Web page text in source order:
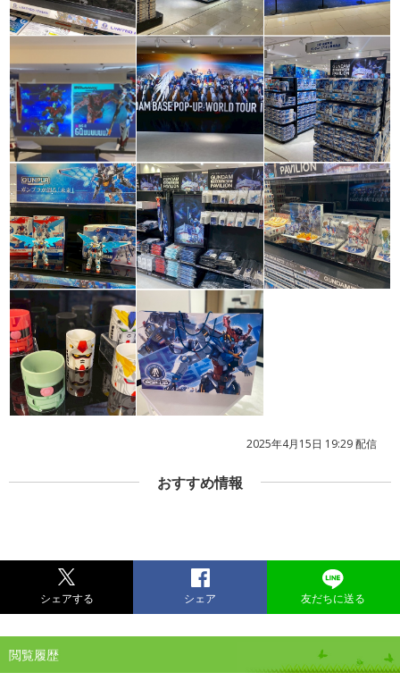
2025年4月15日 19:29 配信
おすすめ情報
シェアする シェア 友だちに送る
閲覧履歴